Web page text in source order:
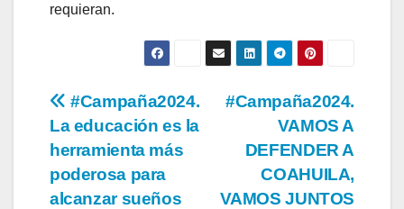
requieran.
Navegación
de
entradas
#Campaña2024.
VAMOS A
DEFENDER A
COAHUILA,
VAMOS JUNTOS
#Campaña2024.
La educación es la
herramienta más
poderosa para
alcanzar sueños